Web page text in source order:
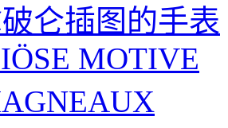
仑插图的手表
MOTIVE